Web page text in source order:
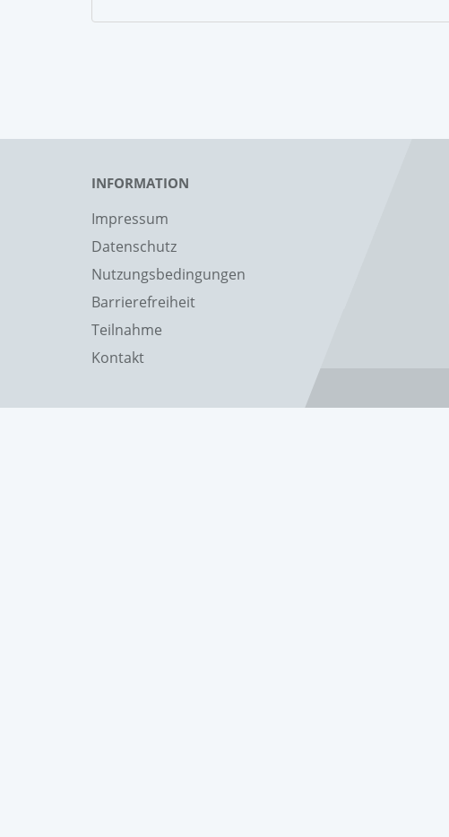
INFORMATION
Impressum
Datenschutz
Nutzungsbedingungen
Barrierefreiheit
Teilnahme
Kontakt